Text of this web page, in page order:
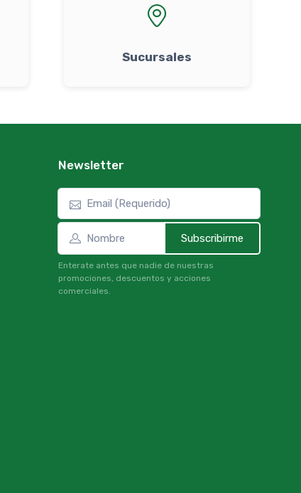
Sucursales
Newsletter
Subscribirme
Enterate antes que nadie de nuestras
promociones, descuentos y acciones
comerciales.